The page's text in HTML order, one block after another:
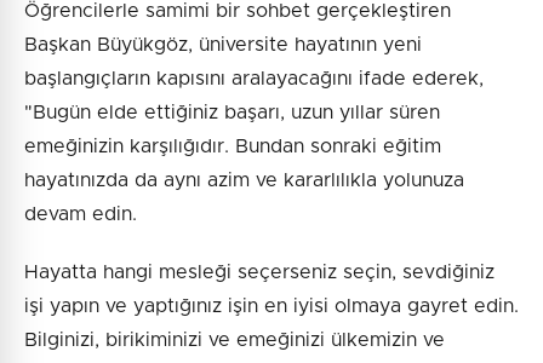
Öğrencilerle samimi bir sohbet gerçekleştiren
Başkan Büyükgöz, üniversite hayatının yeni
başlangıçların kapısını aralayacağını ifade ederek,
"Bugün elde ettiğiniz başarı, uzun yıllar süren
emeğinizin karşılığıdır. Bundan sonraki eğitim
hayatınızda da aynı azim ve kararlılıkla yolunuza
devam edin.
Hayatta hangi mesleği seçerseniz seçin, sevdiğiniz
işi yapın ve yaptığınız işin en iyisi olmaya gayret edin.
Bilginizi, birikiminizi ve emeğinizi ülkemizin ve